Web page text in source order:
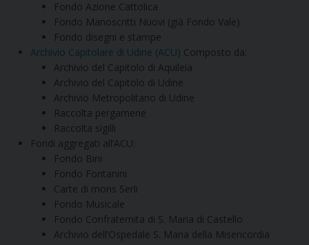
Fondo Azione Cattolica
Fondo Manoscritti Nuovi (già Fondo Vale)
Fondo disegni e stampe
Archivio Capitolare di Udine (ACU) Composto da:
Archivio del Capitolo di Aquileia
Archivio del Capitolo di Udine
Archivio Metropolitano di Udine
Raccolta pergamene
Raccolta sigilli
Fondi aggregati all’ACU:
Fondo Bini
Fondo Fontanini
Carte di mons Serli
Fondo Musicale
Fondo Confraternita di S. Maria di Castello
Archivio dell’Ospedale S. Maria della Misericordia